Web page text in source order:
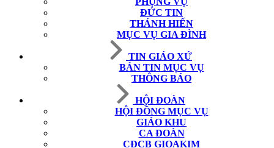
ĐỨC TIN
THÁNH HIẾN
MỤC VỤ GIA ĐÌNH
TIN GIÁO XỨ
BẢN TIN MỤC VỤ
THÔNG BÁO
HỘI ĐOÀN
HỘI ĐỒNG MỤC VỤ
GIÁO KHU
CA ĐOÀN
CĐCB GIOAKIM